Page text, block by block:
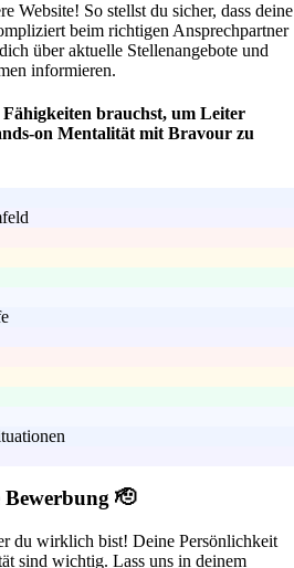
Website! So stellst du sicher, dass deine
beim richtigen Ansprechpartner
über aktuelle Stellenangebote und
informieren.
Fähigkeiten brauchst, um Leiter
on Mentalität mit Bravour zu
🫡
du wirklich bist! Deine Persönlichkeit
sind wichtig. Lass uns in deinem